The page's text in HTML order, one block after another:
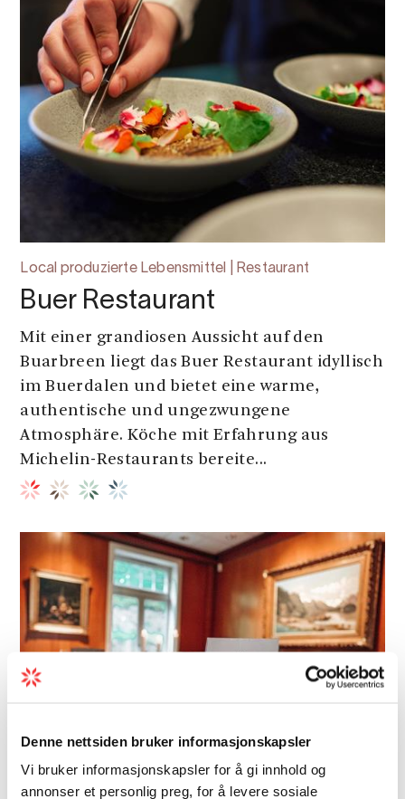
Denne nettsiden bruker informasjonskapsler
Vi bruker informasjonskapsler for å gi innhold og
annonser et personlig preg, for å levere sosiale
Local produzierte Lebensmittel | Restaurant
Buer Restaurant
Mit einer grandiosen Aussicht auf den
Buarbreen liegt das Buer Restaurant idyllisch
im Buerdalen und bietet eine warme,
authentische und ungezwungene
Atmosphäre. Köche mit Erfahrung aus
Michelin-Restaurants bereite...